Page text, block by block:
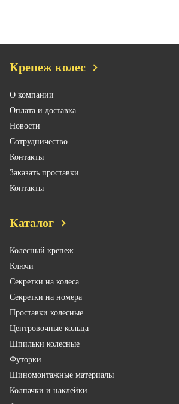
Крепеж колес
О компании
Оплата и доставка
Новости
Сотрудничество
Контакты
Заказать проставки
Контакты
Каталог
Колесный крепеж
Ключи
Секретки на колеса
Секретки на номера
Проставки колесные
Центровочные кольца
Шпильки колесные
Футорки
Шиномонтажные материалы
Колпачки и наклейки